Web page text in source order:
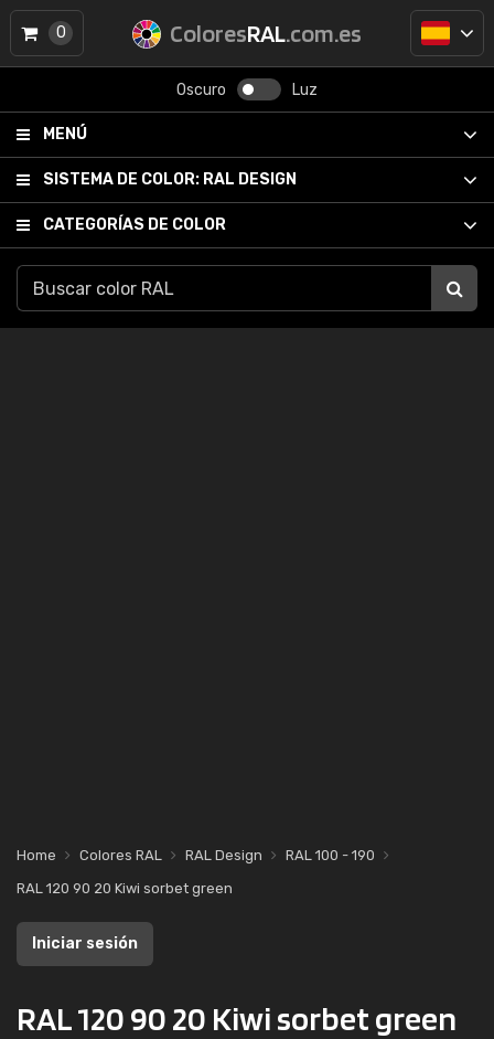
ColoresRAL.com.es
Oscuro Luz
MENÚ
SISTEMA DE COLOR: RAL DESIGN
CATEGORÍAS DE COLOR
0
Home Colores RAL RAL Design
RAL 100 - 190
RAL 120 90 20 Kiwi sorbet green
Iniciar sesión
RAL 120 90 20 Kiwi sorbet green